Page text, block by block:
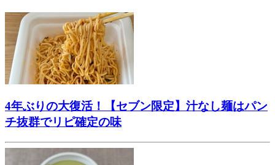
4年ぶりの大復活！【セブン限定】汁なし麺はパン
チ抜群でリピ確定の味